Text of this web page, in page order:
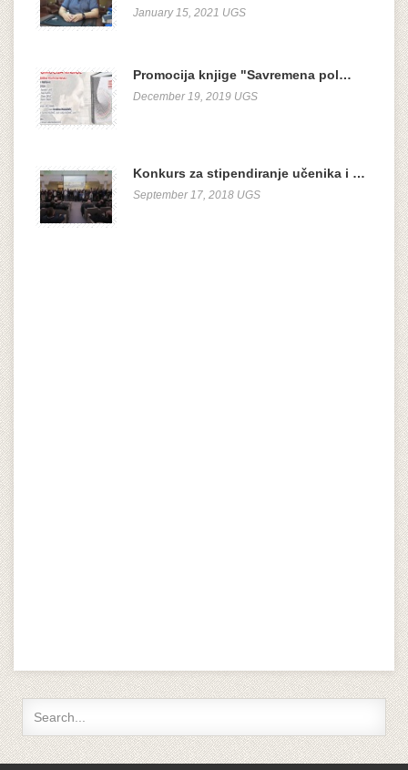
January 15, 2021 UGS
Promocija knjige "Savremena pol…
December 19, 2019 UGS
Konkurs za stipendiranje učenika i …
September 17, 2018 UGS